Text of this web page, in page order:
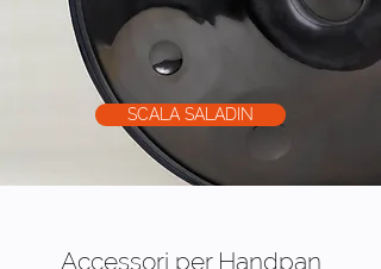
SCALA SALADIN
Accessori per Handpan